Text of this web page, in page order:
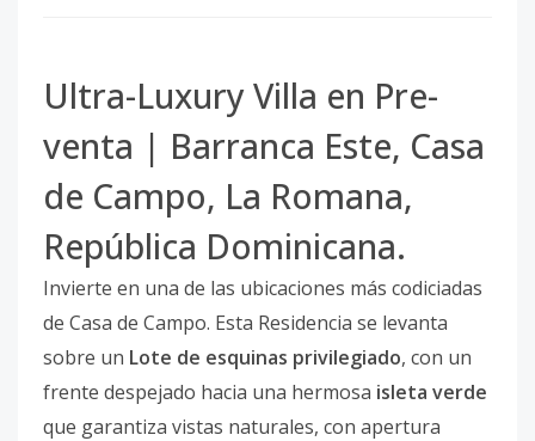
Ultra-Luxury Villa en Pre-
venta | Barranca Este, Casa
de Campo, La Romana,
República Dominicana.
Invierte en una de las ubicaciones más codiciadas
de Casa de Campo. Esta Residencia se levanta
sobre un Lote de esquinas privilegiado, con un
frente despejado hacia una hermosa isleta verde
que garantiza vistas naturales, con apertura